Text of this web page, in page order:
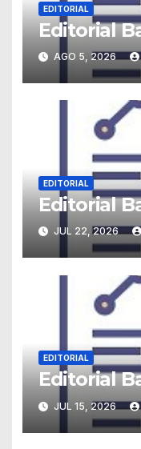
EDITORIAL
Editorial
AGO 5, 2026
EDITORIAL
Editorial
JUL 22, 2026
EDITORIAL
Editorial
JUL 15, 2026